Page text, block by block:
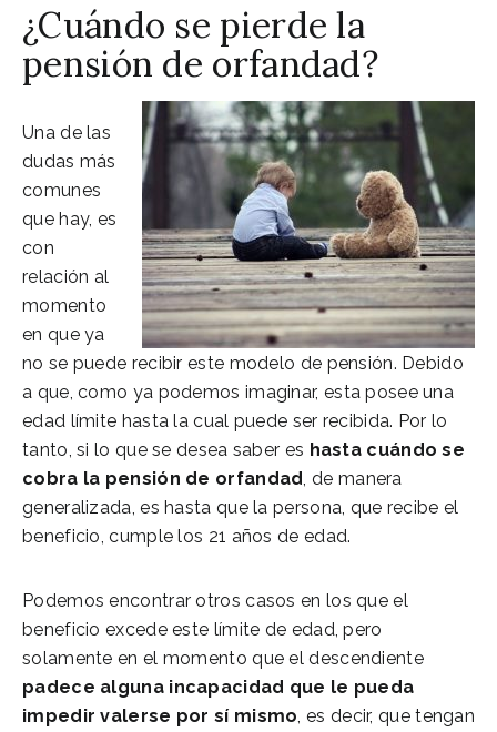
¿Cuándo se pierde la
pensión de orfandad?
Una de las
dudas más
comunes
que hay, es
con
relación al
momento
en que ya
no se puede recibir este modelo de pensión. Debido
a que, como ya podemos imaginar, esta posee una
edad límite hasta la cual puede ser recibida. Por lo
tanto, si lo que se desea saber es hasta cuándo se
cobra la pensión de orfandad, de manera
generalizada, es hasta que la persona, que recibe el
beneficio, cumple los 21 años de edad.
Podemos encontrar otros casos en los que el
beneficio excede este límite de edad, pero
solamente en el momento que el descendiente
padece alguna incapacidad que le pueda
impedir valerse por sí mismo, es decir, que tengan